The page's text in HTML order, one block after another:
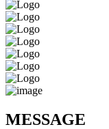
MESSAGE